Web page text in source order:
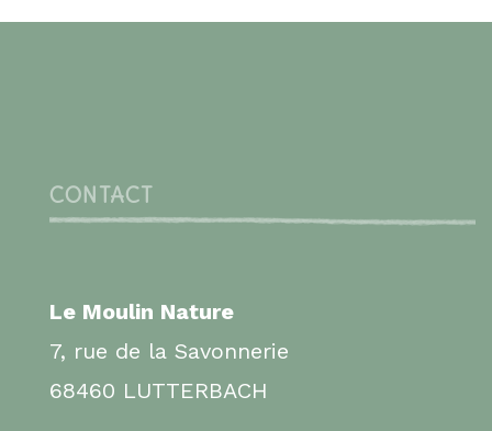
CONTACT
Le Moulin Nature
7, rue de la Savonnerie
68460 LUTTERBACH